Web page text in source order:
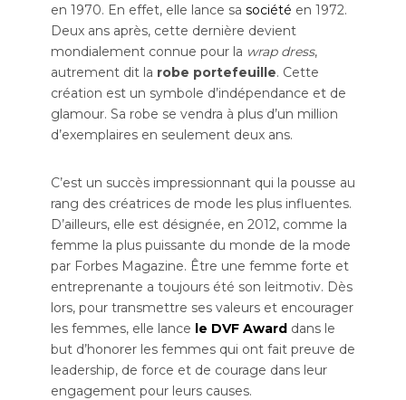
en 1970. En effet, elle lance sa société en 1972.
Deux ans après, cette dernière devient
mondialement connue pour la wrap dress,
autrement dit la robe portefeuille. Cette
création est un symbole d’indépendance et de
glamour. Sa robe se vendra à plus d’un million
d’exemplaires en seulement deux ans.
C’est un succès impressionnant qui la pousse au
rang des créatrices de mode les plus influentes.
D’ailleurs, elle est désignée, en 2012, comme la
femme la plus puissante du monde de la mode
par Forbes Magazine. Être une femme forte et
entreprenante a toujours été son leitmotiv. Dès
lors, pour transmettre ses valeurs et encourager
les femmes, elle lance le DVF Awarddans le
but d’honorer les femmes qui ont fait preuve de
leadership, de force et de courage dans leur
engagement pour leurs causes.